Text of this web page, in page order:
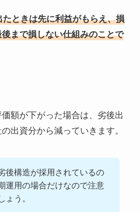
たときは先に利益がもらえ、損
まで損しない仕組みのことで
額が下がった場合は、劣後出
出資分から減っていきます。
後構造が採用されているの
運用の場合だけなので注意
ょう。